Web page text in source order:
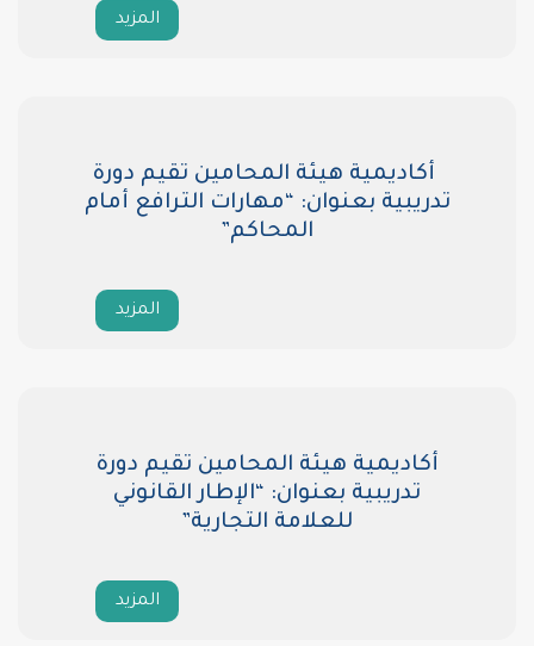
أكاديمية هيئة المحامين تقيم دورة
تدريبية بعنوان: “مهارات الترافع أمام
المحاكم”
أكاديمية هيئة المحامين تقيم دورة
تدريبية بعنوان: “الإطار القانوني
للعلامة التجارية”